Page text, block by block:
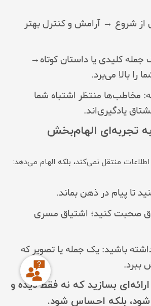
شروع → آرامش و کنترل بهتر
کلیدی یا داستان کوتاه→
را بالا می‌برد.
مخاطب‌ها منتظر اشتباه شما
یادگیری‌اند.
به تجربه‌ای الهام‌بخش
منتقل نمی‌کند، بلکه الهام می‌دهد:
تا پیام در ذهن بماند.
صحبت کنید؛ اشتیاق مسری‌
باشید: یک جمله یا تصویر که
ببرد.
بسازید که نه فقط دیده و
بلکه احساس شود.